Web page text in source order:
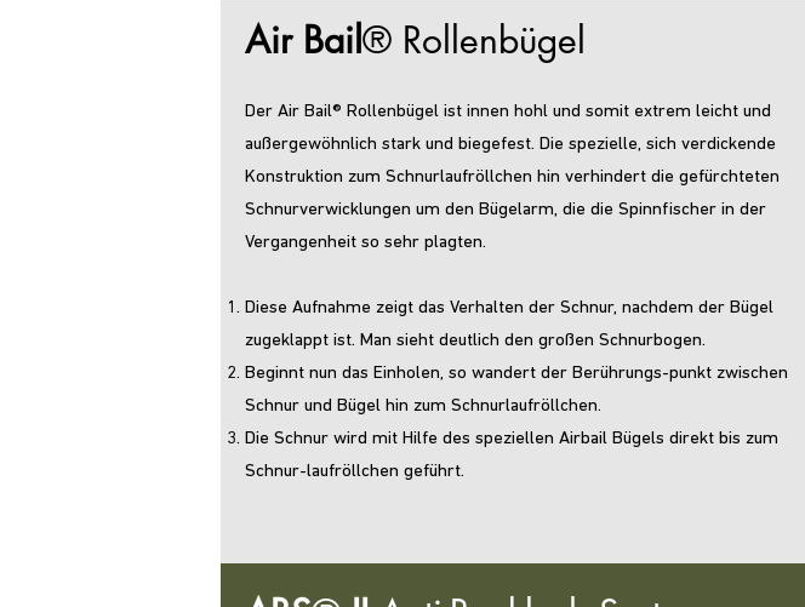
Air Bail® Rollenbügel
Der Air Bail® Rollenbügel ist innen hohl und somit extrem leicht und
außergewöhnlich stark und biegefest. Die spezielle, sich verdickende
Konstruktion zum Schnurlaufröllchen hin verhindert die gefürchteten
Schnurverwicklungen um den Bügelarm, die die Spinnfischer in der
Vergangenheit so sehr plagten.
Diese Aufnahme zeigt das Verhalten der Schnur, nachdem der Bügel
zugeklappt ist. Man sieht deutlich den großen Schnurbogen.
Beginnt nun das Einholen, so wandert der Berührungs-punkt zwischen
Schnur und Bügel hin zum Schnurlaufröllchen.
Die Schnur wird mit Hilfe des speziellen Airbail Bügels direkt bis zum
Schnur-laufröllchen geführt.